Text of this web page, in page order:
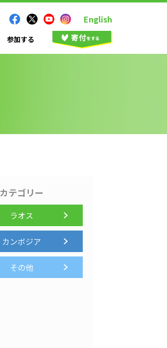
参加する
English
カテゴリー
ラオス
カンボジア
その他